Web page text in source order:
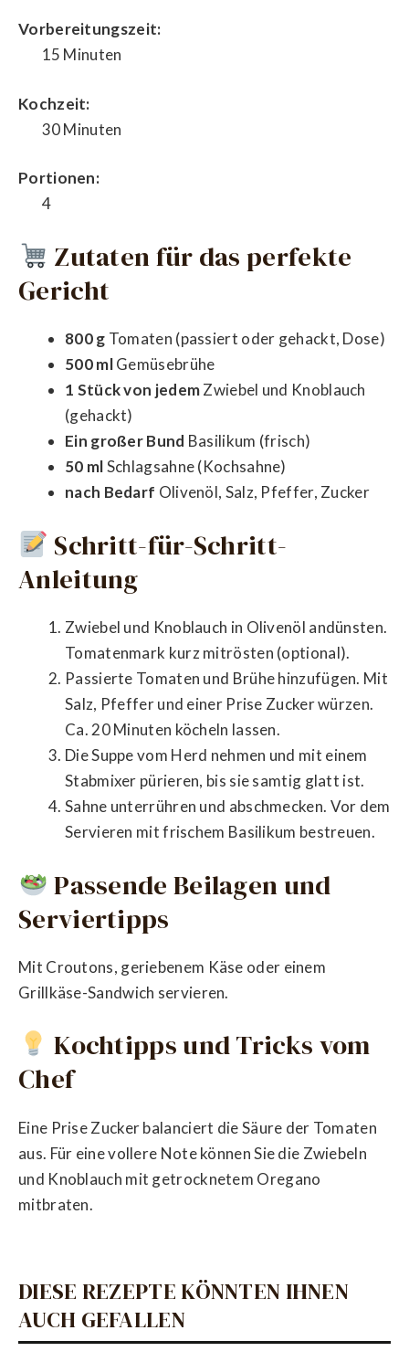
Vorbereitungszeit:
15 Minuten
Kochzeit:
30 Minuten
Portionen:
4
Zutaten für das perfekte
Gericht
800 g Tomaten (passiert oder gehackt, Dose)
500 mlGemüsebrühe
1 Stück von jedemZwiebel und Knoblauch
(gehackt)
Ein großer Bund Basilikum (frisch)
50 mlSchlagsahne (Kochsahne)
nach Bedarf Olivenöl, Salz, Pfeffer, Zucker
Schritt-für-Schritt-
Anleitung
Zwiebel und Knoblauch in Olivenöl andünsten.
Tomatenmark kurz mitrösten (optional).
Passierte Tomaten und Brühe hinzufügen. Mit
Salz, Pfeffer und einer Prise Zucker würzen.
Ca. 20 Minuten köcheln lassen.
Die Suppe vom Herd nehmen und mit einem
Stabmixer pürieren, bis sie samtig glatt ist.
Sahne unterrühren und abschmecken. Vor dem
Servieren mit frischem Basilikum bestreuen.
Passende Beilagen und
Serviertipps
Mit Croutons, geriebenem Käse oder einem
Grillkäse-Sandwich servieren.
Kochtipps und Tricks vom
Chef
Eine Prise Zucker balanciert die Säure der Tomaten
aus. Für eine vollere Note können Sie die Zwiebeln
und Knoblauch mit getrocknetem Oregano
mitbraten.
DIESE REZEPTE KÖNNTEN IHNEN
AUCH GEFALLEN